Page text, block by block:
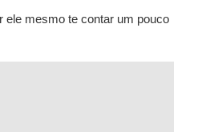
ele mesmo te contar um pouco